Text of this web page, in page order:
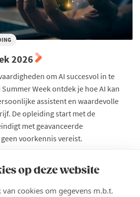
op deze website
cookies om gegevens m.b.t.
2026
om AI succesvol in te
Week ontdek je hoe AI kan
assistent en waardevolle
De opleiding start met de
met geavanceerde
voorkennis vereist.